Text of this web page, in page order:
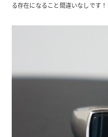
る存在になること間違いなしです！